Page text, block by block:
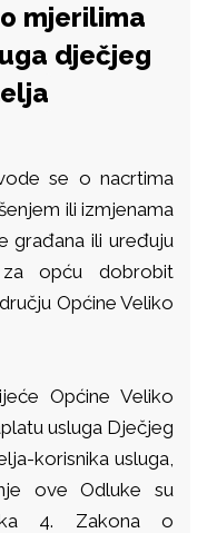
mjerilima
dječjeg
se o nacrtima
ili izmjenama
građana ili uređuju
opću dobrobit
Općine Veliko
Općine Veliko
usluga Dječjeg
korisnika usluga,
ove Odluke su
4. Zakona o